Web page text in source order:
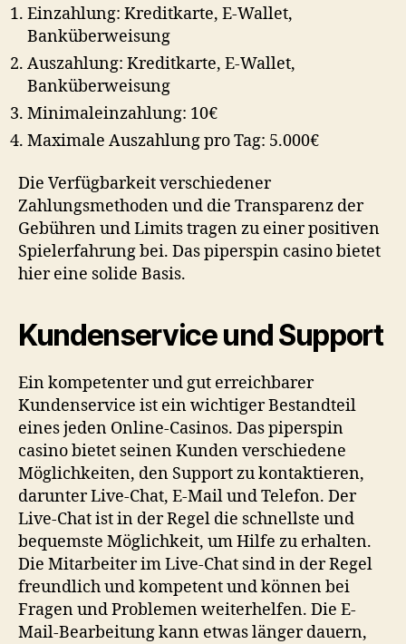
Einzahlung: Kreditkarte, E-Wallet,
Banküberweisung
Auszahlung: Kreditkarte, E-Wallet,
Banküberweisung
Minimaleinzahlung: 10€
Maximale Auszahlung pro Tag: 5.000€
Die Verfügbarkeit verschiedener
Zahlungsmethoden und die Transparenz der
Gebühren und Limits tragen zu einer positiven
Spielerfahrung bei. Daspiperspin casinobietet
hier eine solide Basis.
Kundenservice und Support
Ein kompetenter und gut erreichbarer
Kundenservice ist ein wichtiger Bestandteil
eines jeden Online-Casinos. Daspiperspin
casinobietet seinen Kunden verschiedene
Möglichkeiten, den Support zu kontaktieren,
darunter Live-Chat, E-Mail und Telefon. Der
Live-Chat ist in der Regel die schnellste und
bequemste Möglichkeit, um Hilfe zu erhalten.
Die Mitarbeiter im Live-Chat sind in der Regel
freundlich und kompetent und können bei
Fragen und Problemen weiterhelfen. Die E-
Mail-Bearbeitung kann etwas länger dauern,